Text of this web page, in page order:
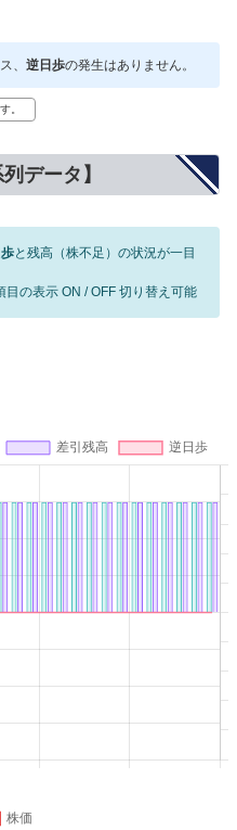
、 逆日歩の発生はありません。
。
データ】
と残高（株不足）の状況が一目
の表示 ON / OFF 切り替え可能